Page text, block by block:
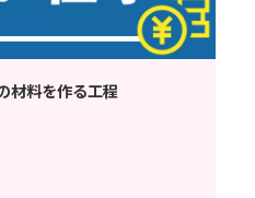
材料を作る工程